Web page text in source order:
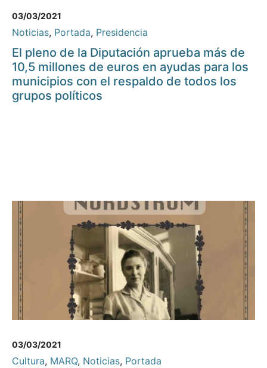
03/03/2021
Noticias, Portada, Presidencia
El pleno de la Diputación aprueba más de
10,5 millones de euros en ayudas para los
municipios con el respaldo de todos los
grupos políticos
03/03/2021
Cultura, MARQ, Noticias, Portada